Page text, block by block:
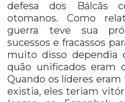
defesa dos Bálcãs
otomanos. Como
guerra teve sua
sucessos e fracassos
muito disso dependia
quão unificados eram
Quando os líderes
existia, eles teriam